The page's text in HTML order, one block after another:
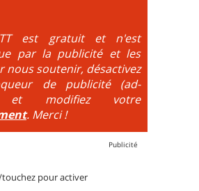
via navette ou remontée
de la descente est indiquée
s'agit de bikeparks. Vélo
du corps obligatoires.
est gratuit et n'est
par la publicité et les
nous soutenir, désactivez
de publicité (ad-
et modifiez votre
. Merci !